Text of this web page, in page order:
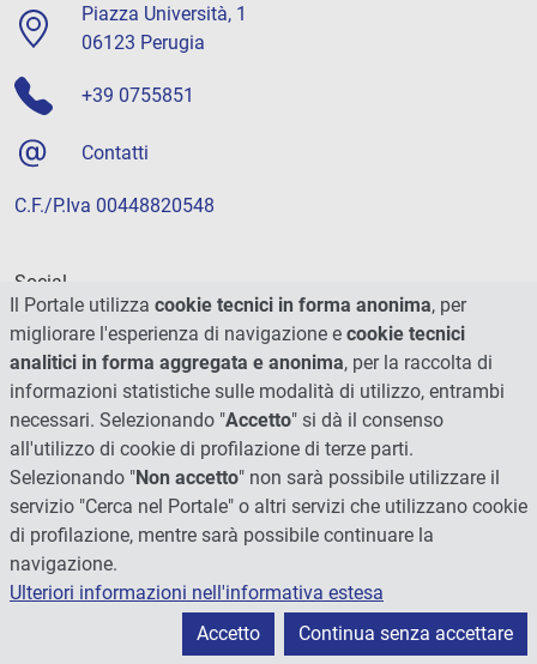
Piazza Università, 1
06123 Perugia
+39 0755851
Contatti
C.F./P.Iva 00448820548
Social
© 2026 - Università degli Studi di Perugia
Il Portale utilizza cookie tecnici in forma anonima, per
migliorare l'esperienza di navigazione e cookie tecnici
analitici in forma aggregata e anonima, per la raccolta di
informazioni statistiche sulle modalità di utilizzo, entrambi
necessari. Selezionando "Accetto" si dà il consenso
all'utilizzo di cookie di profilazione di terze parti.
Selezionando "Non accetto" non sarà possibile utilizzare il
servizio "Cerca nel Portale" o altri servizi che utilizzano cookie
di profilazione, mentre sarà possibile continuare la
navigazione.
Ulteriori informazioni nell'informativa estesa
Accetto
Continua senza accettare